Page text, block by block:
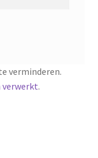
verminderen.
verwerkt.